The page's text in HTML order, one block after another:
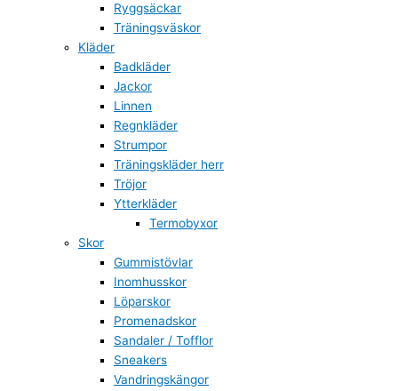
Ryggsäckar
Träningsväskor
Kläder
Badkläder
Jackor
Linnen
Regnkläder
Strumpor
Träningskläder herr
Tröjor
Ytterkläder
Termobyxor
Skor
Gummistövlar
Inomhusskor
Löparskor
Promenadskor
Sandaler / Tofflor
Sneakers
Vandringskängor